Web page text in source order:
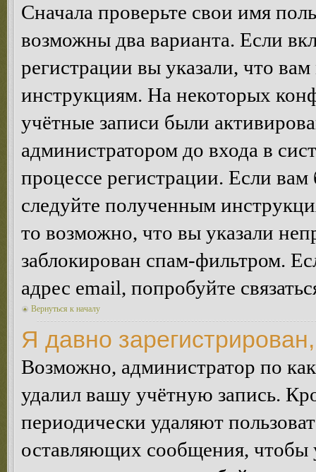
Сначала проверьте свои имя
возможны два варианта. Если
регистрации вы указали, что
инструкциям. На некоторых
учётные записи были
администратором до входа в
процессе регистрации. Если
следуйте полученным
то возможно, что вы указали
заблокирован спам-фильтром.
адрес email, попробуйте
Вернуться к началу
Я давно
Возможно, администратор по
удалил вашу учётную запись.
периодически удаляют
оставляющих сообщения, чтобы